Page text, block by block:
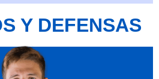
Y DEFENSAS